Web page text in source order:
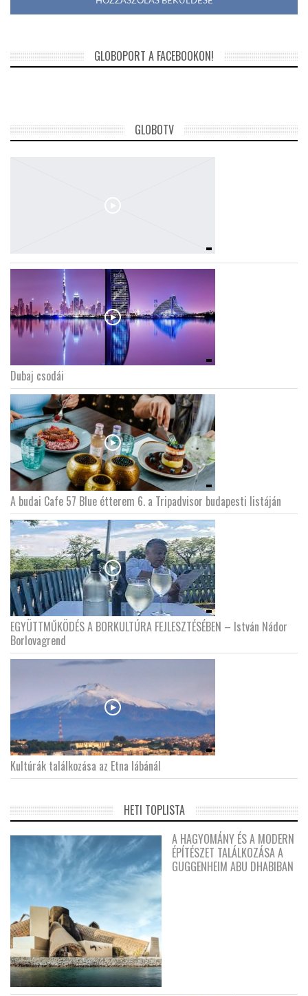
GLOBOPORT A FACEBOOKON!
GLOBOTV
Dubaj csodái
A budai Cafe 57 Blue étterem 6. a Tripadvisor budapesti listáján
EGYÜTTMŰKÖDÉS A BORKULTÚRA FEJLESZTÉSÉBEN – István Nádor
Borlovagrend
Kultúrák találkozása az Etna lábánál
HETI TOPLISTA
A HAGYOMÁNY ÉS A MODERN
ÉPÍTÉSZET TALÁLKOZÁSA A
GUGGENHEIM ABU DHABIBAN